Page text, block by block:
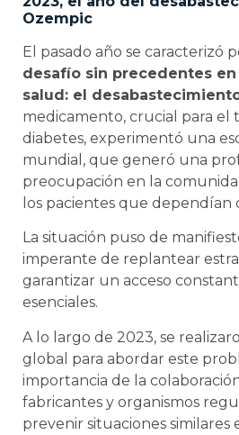
Ozempic
El pasado año se caracterizó
desafío sin precedentes
salud: el
medicamento, crucial para el
diabetes, experimentó una
mundial, que generó una
preocupación en la
los pacientes que dependían
La situación puso de
imperante de replantear
garantizar un acceso
esenciales.
A lo largo de 2023, se
global para abordar este
importancia de la
fabricantes y organismos
prevenir situaciones